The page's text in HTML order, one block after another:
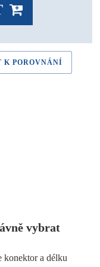
K POROVNÁNÍ
vybrat
konektor a délku